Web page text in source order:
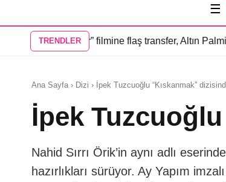
☰
TRENDLER
İnsanlar” filmine flaş transfer, Altın Palmiye’li Vlad
Ana Sayfa › Dizi › İpek Tuzcuoğlu “Kıskanmak”
İpek
Nahid Sırrı Örik’in aynı adlı
hazırlıkları sürüyor. Ay Yapım